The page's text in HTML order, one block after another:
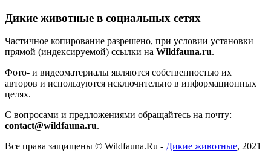
Дикие животные в социальных сетях
Частичное копирование разрешено, при условии установки
прямой (индексируемой) ссылки на Wildfauna.ru.
Фото- и видеоматериалы являются собственностью их
авторов и используются исключительно в информационных
целях.
С вопросами и предложениями обращайтесь на почту:
contact@wildfauna.ru.
Все права защищены © Wildfauna.Ru - Дикие животные, 2021